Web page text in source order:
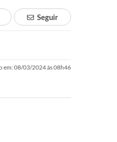
Seguir
em: 08/03/2024 às 08h46